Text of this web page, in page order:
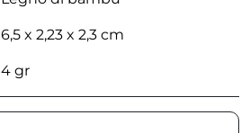
6,5 x 2,23 x 2,3 cm
4 gr